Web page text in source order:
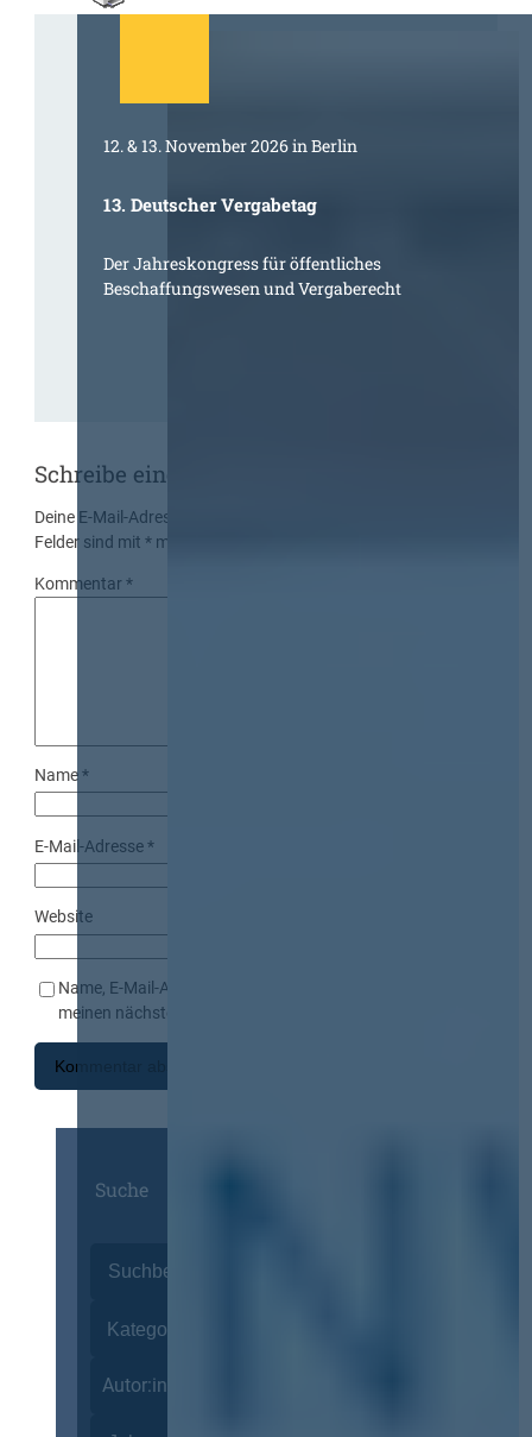
12. & 13. November 2026 in Berlin
13. Deutscher Vergabetag
Der Jahreskongress für öffentliches
Beschaffungswesen und Vergaberecht
Schreibe einen Kommentar
Deine E-Mail-Adresse wird nicht veröffentlicht.
Felder sind mit* markiert
Kommentar*
Name*
E-Mail-Adresse*
Website
Name, E-Mail-Adresse und Website in diesem Browser für
meinen nächsten Kommentar speichern.
Suche
Autor:innen